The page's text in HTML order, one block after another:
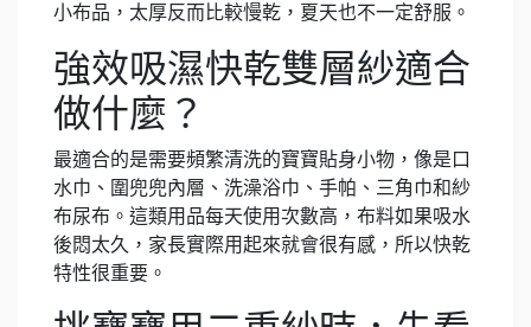
小布品，太厚反而比較慢乾，夏天也不一定舒服。
強效吸濕快乾雙層紗適合
做什麼？
最適合的是需要頻繁清洗的寶寶貼身小物，像是口
水巾、圍兜兜內層、洗澡浴巾、手帕、三角巾和紗
布尿布。這類用品每天使用次數高，布料如果吸水
後悶太久，家長實際用起來就會很有感，所以快乾
特性很重要。